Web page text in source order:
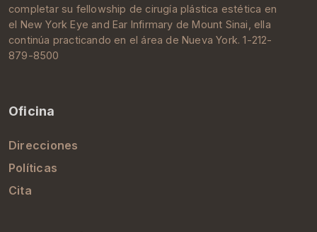
completar su fellowship de cirugía plástica estética en
el New York Eye and Ear Infirmary deMount Sinai , ella
continúa practicando en el área de Nueva York. 1-212-
879-8500
Oficina
Direcciones
Políticas
Cita